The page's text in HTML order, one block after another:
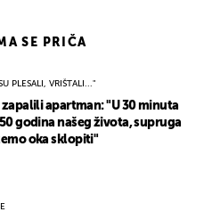
SE PRIČA
PLESALI, VRIŠTALI..."
apartman: "U 30 minuta
godina našeg života, supruga
oka sklopiti"